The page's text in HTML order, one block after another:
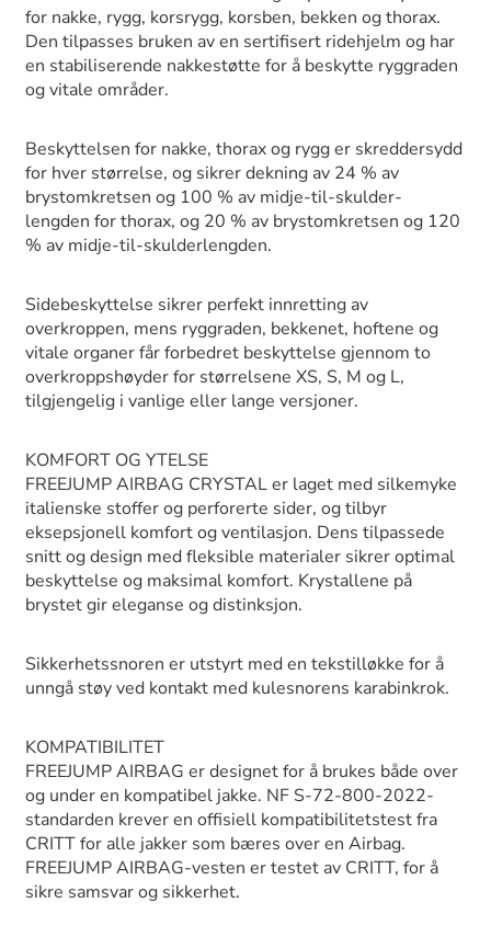
for nakke, rygg, korsrygg, korsben, bekken og thorax.
Den tilpasses bruken av en sertifisert ridehjelm og har
en stabiliserende nakkestøtte for å beskytte ryggraden
og vitale områder.
Beskyttelsen for nakke, thorax og rygg er skreddersydd
for hver størrelse, og sikrer dekning av 24 % av
brystomkretsen og 100 % av midje-til-skulder-
lengden for thorax, og 20 % av brystomkretsen og 120
% av midje-til-skulderlengden.
Sidebeskyttelse sikrer perfekt innretting av
overkroppen, mens ryggraden, bekkenet, hoftene og
vitale organer får forbedret beskyttelse gjennom to
overkroppshøyder for størrelsene XS, S, M og L,
tilgjengelig i vanlige eller lange versjoner.
KOMFORT OG YTELSE
FREEJUMP AIRBAG CRYSTAL er laget med silkemyke
italienske stoffer og perforerte sider, og tilbyr
eksepsjonell komfort og ventilasjon. Dens tilpassede
snitt og design med fleksible materialer sikrer optimal
beskyttelse og maksimal komfort. Krystallene på
brystet gir eleganse og distinksjon.
Sikkerhetssnoren er utstyrt med en tekstilløkke for å
unngå støy ved kontakt med kulesnorens karabinkrok.
KOMPATIBILITET
FREEJUMP AIRBAG er designet for å brukes både over
og under en kompatibel jakke. NF S-72-800-2022-
standarden krever en offisiell kompatibilitetstest fra
CRITT for alle jakker som bæres over en Airbag.
FREEJUMP AIRBAG-vesten er testet av CRITT, for å
sikre samsvar og sikkerhet.